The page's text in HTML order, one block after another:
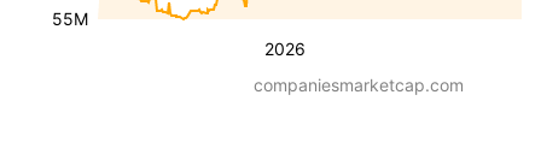
2026
55M
companiesmarketcap.com